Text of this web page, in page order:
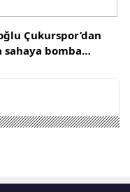
Çukurspor’dan
sahaya bomba